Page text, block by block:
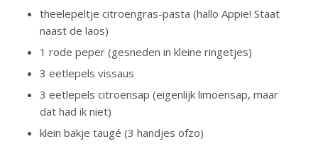
theelepeltje citroengras-pasta (hallo Appie! Staat
naast de laos)
1 rode peper (gesneden in kleine ringetjes)
3 eetlepels vissaus
3 eetlepels citroensap (eigenlijk limoensap, maar
dat had ik niet)
klein bakje taugé (3 handjes ofzo)